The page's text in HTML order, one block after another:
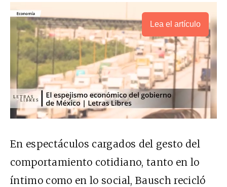
Lea el artículo
En espectáculos cargados del gesto del
comportamiento cotidiano, tanto en lo
íntimo como en lo social, Bausch recicló